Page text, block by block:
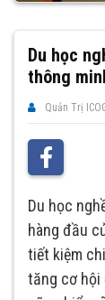
Du học
thông
Quản Trị
Du học
hàng đầu
tiết kiệm
tăng cơ hội